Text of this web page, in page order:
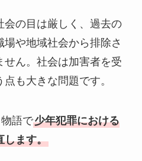
会の目は厳しく、過去の
や地域社会から排除さ
せん。社会は加害者を受
も大きな問題です。
語で少年犯罪における
します。